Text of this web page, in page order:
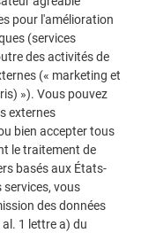
la
d’autres projets
aluminium
solaires et
pour l'amélioration
(services
des activités de
(« marketing et
»). Vous pouvez
externes
bien accepter tous
le traitement de
basés aux États-
vous
des données
1 lettre a) du